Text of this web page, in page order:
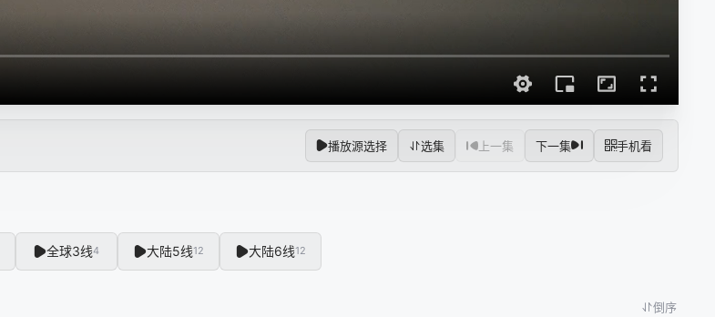
播放源选择 选集 上一集 下一集 手机看
全球3线4 大陆5线12 大陆6线12
倒序